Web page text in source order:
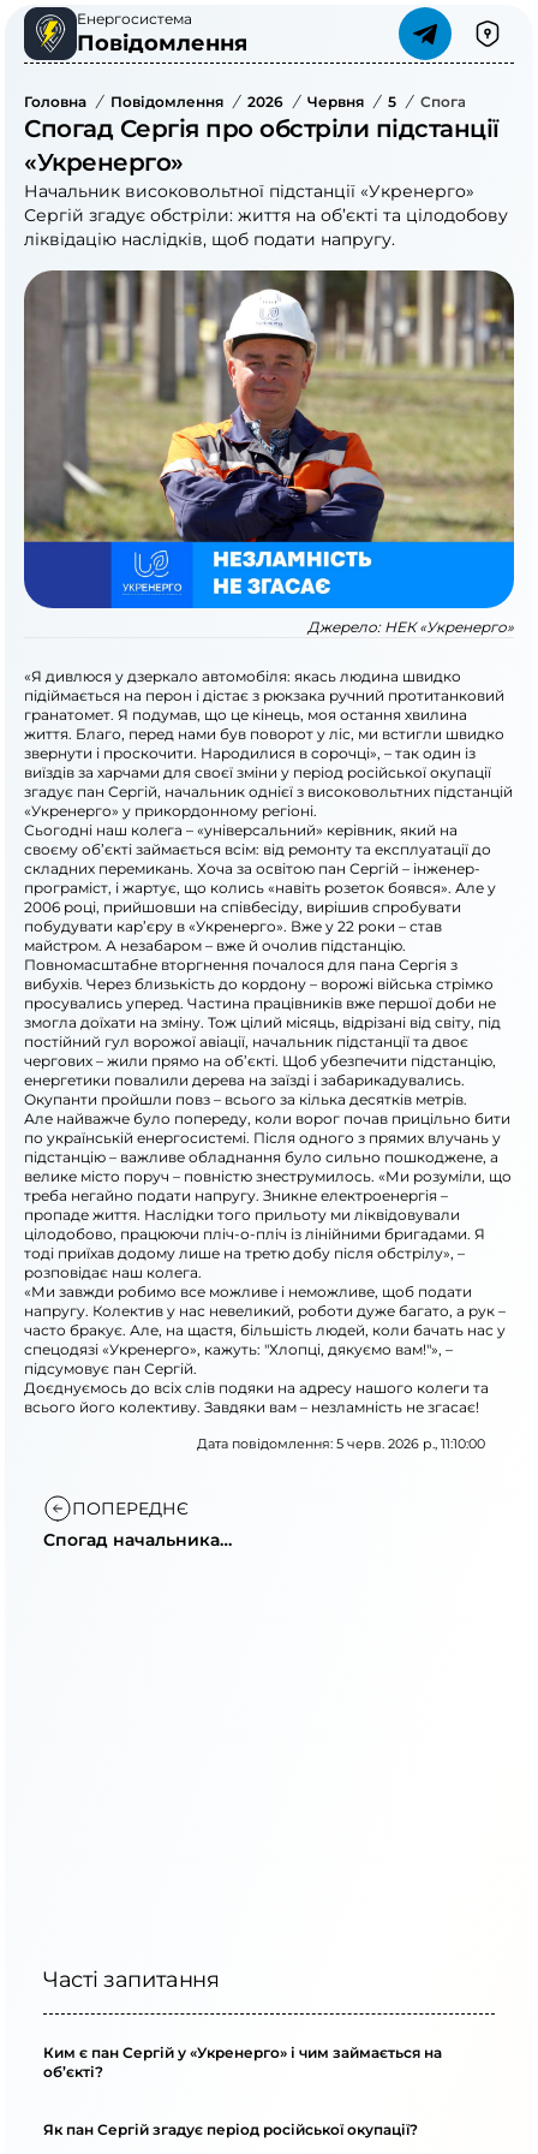
Енергосистема
Повідомлення
Головна / Повідомлення / 2026 / Червня / 5 / Спогад Сергія
Спогад Сергія про обстріли підстанції
«Укренерго»
Начальник високовольтної підстанції «Укренерго»
Сергій згадує обстріли: життя на об’єкті та цілодобову
ліквідацію наслідків, щоб подати напругу.
Джерело: НЕК «Укренерго»
«Я дивлюся у дзеркало автомобіля: якась людина швидко
підіймається на перон і дістає з рюкзака ручний протитанковий
гранатомет. Я подумав, що це кінець, моя остання хвилина
життя. Благо, перед нами був поворот у ліс, ми встигли швидко
звернути і проскочити. Народилися в сорочці», – так один із
виїздів за харчами для своєї зміни у період російської окупації
згадує пан Сергій, начальник однієї з високовольтних підстанцій
«Укренерго» у прикордонному регіоні.
Сьогодні наш колега – «універсальний» керівник, який на
своєму об’єкті займається всім: від ремонту та експлуатації до
складних перемикань. Хоча за освітою пан Сергій – інженер-
програміст, і жартує, що колись «навіть розеток боявся». Але у
2006 році, прийшовши на співбесіду, вирішив спробувати
побудувати кар’єру в «Укренерго». Вже у 22 роки – став
майстром. А незабаром – вже й очолив підстанцію.
Повномасштабне вторгнення почалося для пана Сергія з
вибухів. Через близькість до кордону – ворожі війська стрімко
просувались уперед. Частина працівників вже першої доби не
змогла доїхати на зміну. Тож цілий місяць, відрізані від світу, під
постійний гул ворожої авіації, начальник підстанції та двоє
чергових – жили прямо на об’єкті. Щоб убезпечити підстанцію,
енергетики повалили дерева на заїзді і забарикадувались.
Окупанти пройшли повз – всього за кілька десятків метрів.
Але найважче було попереду, коли ворог почав прицільно бити
по українській енергосистемі. Після одного з прямих влучань у
підстанцію – важливе обладнання було сильно пошкоджене, а
велике місто поруч – повністю знеструмилось. «Ми розуміли, що
треба негайно подати напругу. Зникне електроенергія –
пропаде життя. Наслідки того прильоту ми ліквідовували
цілодобово, працюючи пліч-о-пліч із лінійними бригадами. Я
тоді приїхав додому лише на третю добу після обстрілу», –
розповідає наш колега.
«Ми завжди робимо все можливе і неможливе, щоб подати
напругу. Колектив у нас невеликий, роботи дуже багато, а рук –
часто бракує. Але, на щастя, більшість людей, коли бачать нас у
спецодязі «Укренерго», кажуть: "Хлопці, дякуємо вам!"», –
підсумовує пан Сергій.
Доєднуємось до всіх слів подяки на адресу нашого колеги та
всього його колективу. Завдяки вам – незламність не згасає!
Дата повідомлення: 5 черв. 2026 р., 11:10:00
ПОПЕРЕДНЄ
Спогад начальника
Часті запитання
Ким є пан Сергій у «Укренерго» і чим займається на
об’єкті?
Як пан Сергій згадує період російської окупації?